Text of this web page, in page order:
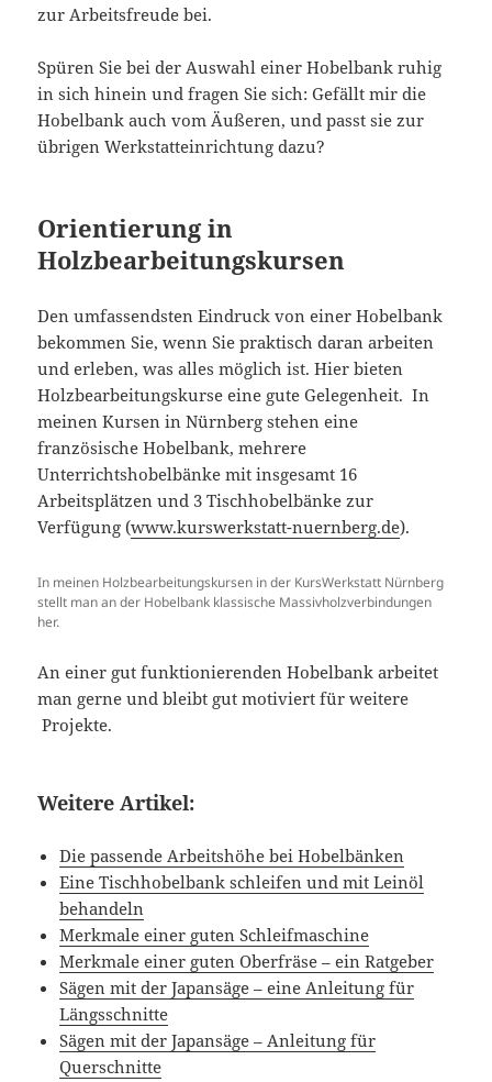
zur Arbeitsfreude bei.
Spüren Sie bei der Auswahl einer Hobelbank ruhig
in sich hinein und fragen Sie sich: Gefällt mir die
Hobelbank auch vom Äußeren, und passt sie zur
übrigen Werkstatteinrichtung dazu?
Orientierung in
Holzbearbeitungskursen
Den umfassendsten Eindruck von einer Hobelbank
bekommen Sie, wenn Sie praktisch daran arbeiten
und erleben, was alles möglich ist. Hier bieten
Holzbearbeitungskurse eine gute Gelegenheit. In
meinen Kursen in Nürnberg stehen eine
französische Hobelbank, mehrere
Unterrichtshobelbänke mit insgesamt 16
Arbeitsplätzen und 3 Tischhobelbänke zur
Verfügung (www.kurswerkstatt-nuernberg.de).
In meinen Holzbearbeitungskursen in der KursWerkstatt Nürnberg
stellt man an der Hobelbank klassische Massivholzverbindungen
her.
An einer gut funktionierenden Hobelbank arbeitet
man gerne und bleibt gut motiviert für weitere
Projekte.
Weitere Artikel:
Die passende Arbeitshöhe bei Hobelbänken
Eine Tischhobelbank schleifen und mit Leinöl
behandeln
Merkmale einer guten Schleifmaschine
Merkmale einer guten Oberfräse – ein Ratgeber
Sägen mit der Japansäge – eine Anleitung für
Längsschnitte
Sägen mit der Japansäge – Anleitung für
Querschnitte